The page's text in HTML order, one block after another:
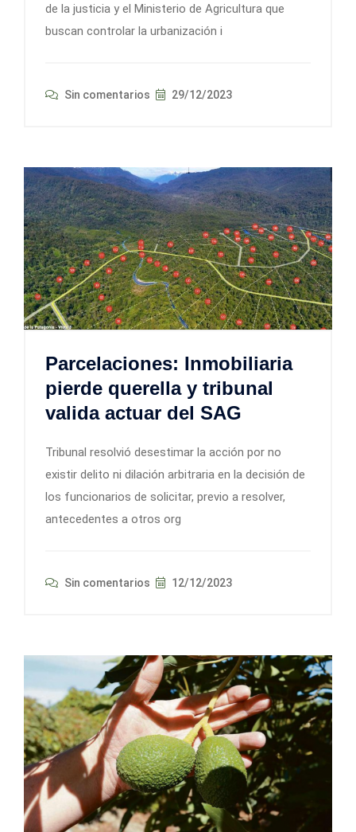
de la justicia y el Ministerio de Agricultura que
buscan controlar la urbanización i
Sin comentarios 29/12/2023
Parcelaciones: Inmobiliaria
pierde querella y tribunal
valida actuar del SAG
Tribunal resolvió desestimar la acción por no
existir delito ni dilación arbitraria en la decisión de
los funcionarios de solicitar, previo a resolver,
antecedentes a otros org
Sin comentarios 12/12/2023